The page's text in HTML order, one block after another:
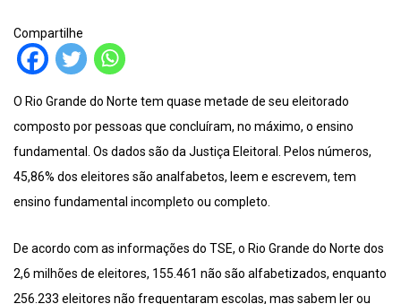
Compartilhe
O Rio Grande do Norte tem quase metade de seu eleitorado
composto por pessoas que concluíram, no máximo, o ensino
fundamental. Os dados são da Justiça Eleitoral. Pelos números,
45,86% dos eleitores são analfabetos, leem e escrevem, tem
ensino fundamental incompleto ou completo.
De acordo com as informações do TSE, o Rio Grande do Norte dos
2,6 milhões de eleitores, 155.461 não são alfabetizados, enquanto
256.233 eleitores não frequentaram escolas, mas sabem ler ou